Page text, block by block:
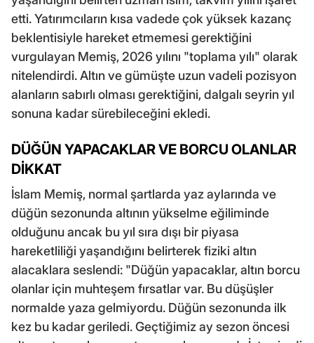
etti. Yatırımcıların kısa vadede çok yüksek kazanç
beklentisiyle hareket etmemesi gerektiğini
vurgulayan Memiş, 2026 yılını "toplama yılı" olarak
nitelendirdi. Altın ve gümüşte uzun vadeli pozisyon
alanların sabırlı olması gerektiğini, dalgalı seyrin yıl
sonuna kadar sürebileceğini ekledi.
DÜĞÜN YAPACAKLAR VE BORCU OLANLAR
DİKKAT
İslam Memiş, normal şartlarda yaz aylarında ve
düğün sezonunda altının yükselme eğiliminde
olduğunu ancak bu yıl sıra dışı bir piyasa
hareketliliği yaşandığını belirterek fiziki altın
alacaklara seslendi: "Düğün yapacaklar, altın borcu
olanlar için muhteşem fırsatlar var. Bu düşüşler
normalde yaza gelmiyordu. Düğün sezonunda ilk
kez bu kadar geriledi. Geçtiğimiz ay sezon öncesi